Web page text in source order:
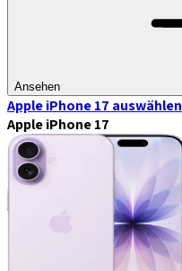
Ansehen
Apple iPhone 17 auswählen
Apple iPhone 17